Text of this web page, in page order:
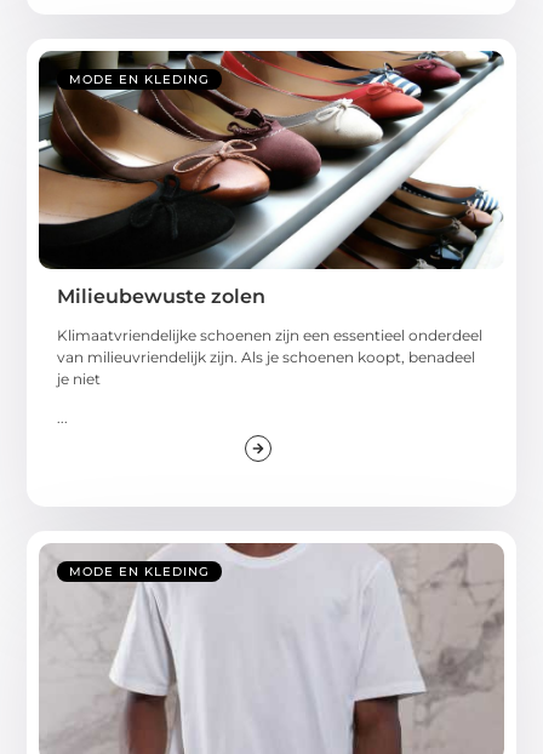
MODE EN KLEDING
Milieubewuste zolen
Klimaatvriendelijke schoenen zijn een essentieel onderdeel
van milieuvriendelijk zijn. Als je schoenen koopt, benadeel
je niet
MODE EN KLEDING